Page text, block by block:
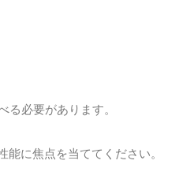
必要があります。
性能に焦点を当ててください。